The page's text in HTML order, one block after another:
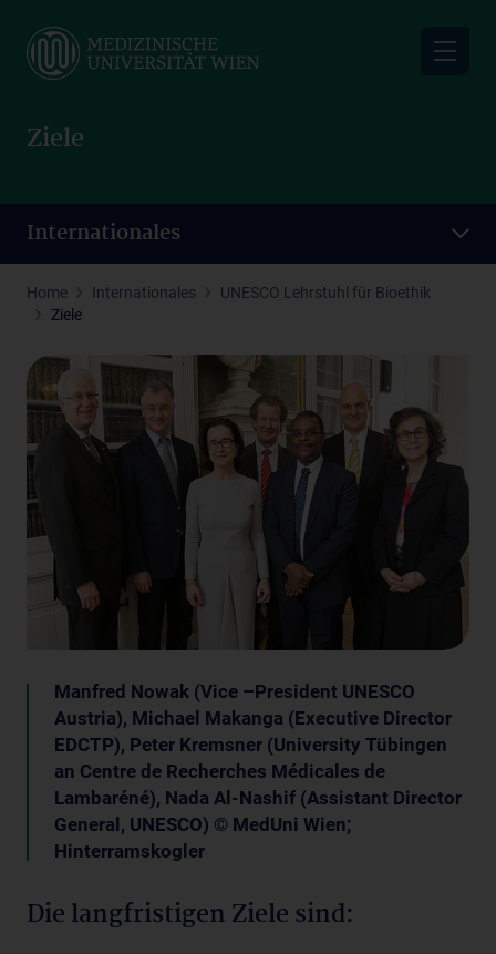
main
Ziele
Internationales
Home Internationales
UNESCO Lehrstuhl für Bioethik
Ziele
Manfred Nowak (Vice –President UNESCO
Austria), Michael Makanga (Executive Director
EDCTP), Peter Kremsner (University Tübingen
an Centre de Recherches Médicales de
Lambaréné), Nada Al-Nashif (Assistant Director
General, UNESCO) © MedUni Wien;
Hinterramskogler
Die langfristigen Ziele sind: